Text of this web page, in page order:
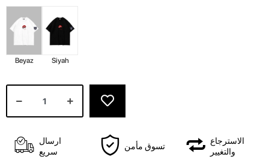
Beyaz Siyah
ارسال
سريع
تسوق مأمن
الاسترجاع
والتغيير